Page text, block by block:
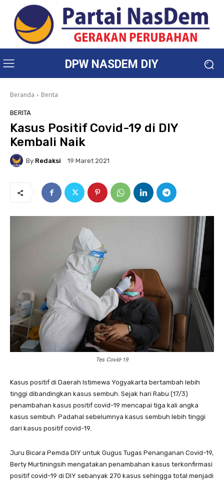
DPW NASDEM DIY
Beranda Berita
BERITA
Kasus Positif Covid-19 di DIY
Kembali Naik
By Redaksi 19 Maret 2021
Tes Covid-19
Kasus positif di Daerah Istimewa Yogyakarta bertambah lebih
tinggi dibandingkan kasus sembuh. Sejak hari Rabu (17/3)
penambahan kasus positif covid-19 mencapai tiga kali angka
kasus sembuh. Padahal sebelumnya kasus sembuh lebih tinggi
dari kasus positif covid-19.
Juru Bicara Pemda DIY untuk Gugus Tugas Penanganan Covid-19,
Berty Murtiningsih mengatakan penambahan kasus terkonfirmasi
positif covid-19 di DIY sebanyak 270 kasus sehingga total menjadi